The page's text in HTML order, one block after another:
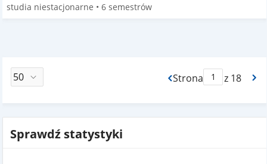
studia niestacjonarne • 6 semestrów
Strona
Max Stronaz 18
Sprawdź statystyki